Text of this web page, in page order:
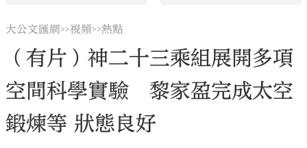
大公文匯網>>視頻>>熱點
（有片）神二十三乘組展開多項
空間科學實驗 黎家盈完成太空
鍛煉等 狀態良好